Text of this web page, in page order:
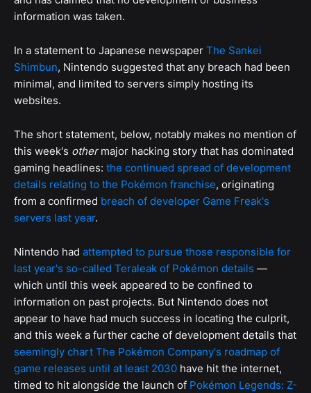
information was taken.
In a statement to Japanese newspaper The Sankei
Shimbun, Nintendo suggested that any breach had been
minimal, and limited to servers simply hosting its
websites.
The short statement, below, notably makes no mention of
this week's othermajor hacking story that has dominated
gaming headlines: the continued spread of development
details relating to the Pokémon franchise, originating
from a confirmed breach of developer Game Freak's
servers last year.
Nintendo had attempted to pursue those responsible for
last year's so-called Teraleak of Pokémon details —
which until this week appeared to be confined to
information on past projects. But Nintendo does not
appear to have had much success in locating the culprit,
and this week a further cache of development details that
seemingly chart The Pokémon Company's roadmap of
game releases until at least 2030 have hit the internet,
timed to hit alongside the launch of Pokémon Legends: Z-